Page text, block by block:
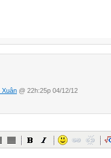
Xuân @ 22h:25p 04/12/12